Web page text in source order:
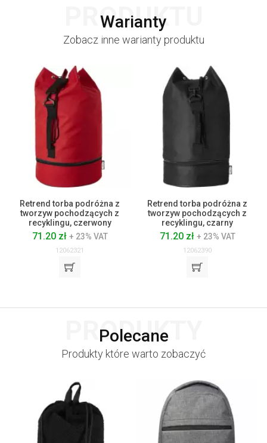
Warianty
PRODUKTU
Zobacz inne warianty produktu
Retrend torba podróżna z
tworzyw pochodzących z
recyklingu, czerwony
71.20 zł + 23% VAT
12062321
Retrend torba podróżna z
tworzyw pochodzących z
recyklingu, czarny
71.20 zł + 23% VAT
12062390
Polecane
PRODUKTY
Produkty które warto zobaczyć